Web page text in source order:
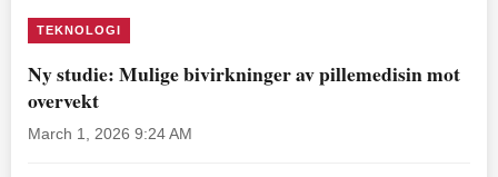
TEKNOLOGI
Ny studie: Mulige bivirkninger av pillemedisin mot
overvekt
March 1, 2026 9:24 AM